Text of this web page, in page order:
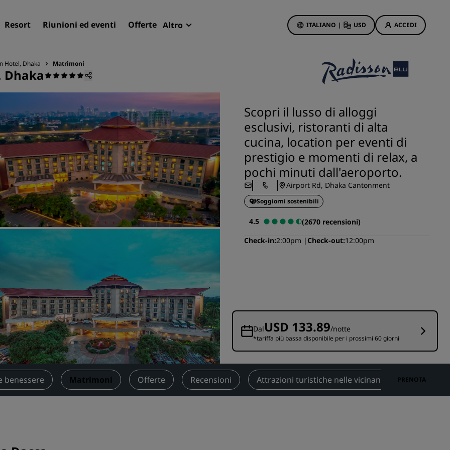
Resort Riunioni ed eventi Offerte Altro ITALIANO | USD ACCEDI
Destinazioni
Resort
Residence
Hotel aeroportuali
Hotel nuovi e di prossima
apertura
Meeting ed eventi
Scopri Radisson Meetings
Prenota uno spazio per riunioni
Richiedi un preventivo
Destinazioni per eventi
Soluzioni di settore
Cerca voli
Cerca voli
Ristorazione
Cerca un ristorante
Offerte di hotel
Per la tua prima prenotazione,
meriti un regalo
Deals of the Day
Prenota in anticipo
Scopri i nostri pacchetti
Idee di viaggio
Hotel per famiglie
Rad Pets
Hotel nel centro città
Visita il nostro blog
Radisson Rewards
Scopri Radisson Rewards
Vantaggi
Hotel, Dhaka Matrimoni
Dhaka
Scopri il lusso di alloggi
esclusivi, ristoranti di alta
cucina, location per eventi di
prestigio e momenti di relax, a
pochi minuti dall'aeroporto.
Airport Rd, Dhaka Cantonment
Soggiorni sostenibili
4.5
(2670 recensioni)
Check-in 2:00pm Check-out 12:00pm
DalUSD 133.89/notte
*tariffa più bassa disponibile per i prossimi 60 giorni
benessere Matrimoni Offerte Recensioni Attrazioni turistiche nelle vicinanze Contatti
PRENOTA